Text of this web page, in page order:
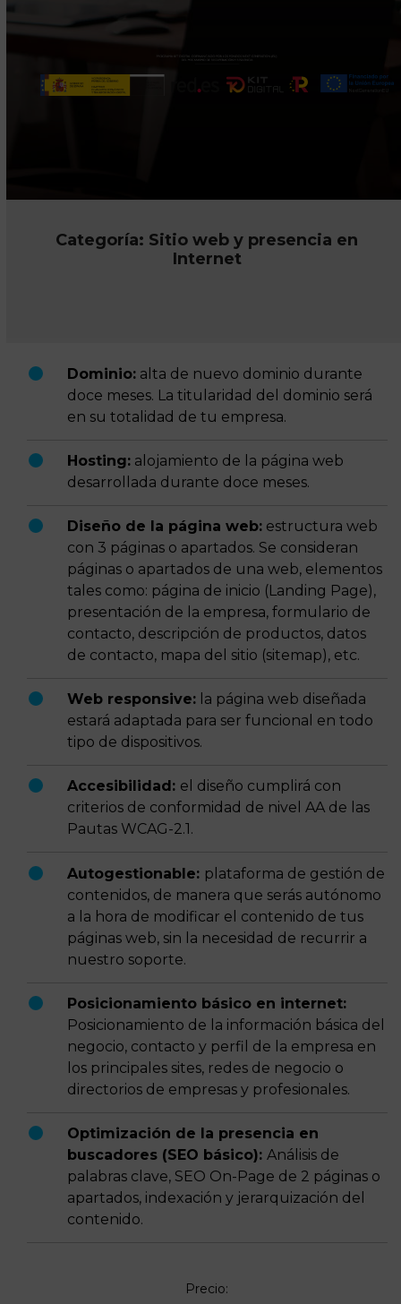
Categoría: Sitio web y presencia en
Internet
Dominio:alta de nuevo dominio durante
doce meses. La titularidad del dominio será
en su totalidad de tu empresa.
Hosting:alojamiento de la página web
desarrollada durante doce meses.
Diseño de la página web:estructura web
con 3 páginas o apartados. Se consideran
páginas o apartados de una web, elementos
tales como: página de inicio (Landing Page),
presentación de la empresa, formulario de
contacto, descripción de productos, datos
de contacto, mapa del sitio (sitemap), etc.
Web responsive:la página web diseñada
estará adaptada para ser funcional en todo
tipo de dispositivos.
Accesibilidad: el diseño cumplirá con
criterios de conformidad de nivel AA de las
Pautas WCAG-2.1.
Autogestionable: plataforma de gestión de
contenidos, de manera que serás autónomo
a la hora de modificar el contenido de tus
páginas web, sin la necesidad de recurrir a
nuestro soporte.
Posicionamiento básico en internet:
Posicionamiento de la información básica del
negocio, contacto y perfil de la empresa en
los principales sites, redes de negocio o
directorios de empresas y profesionales.
Optimización de la presencia en
buscadores (SEO básico): Análisis de
palabras clave, SEO On-Page de 2 páginas o
apartados, indexación y jerarquización del
contenido.
Precio: